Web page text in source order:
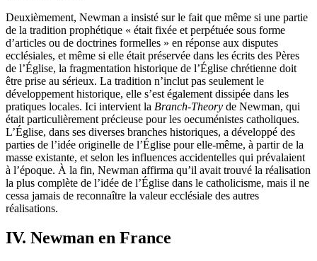
Deuxièmement, Newman a insisté sur le fait que même si une partie
de la tradition prophétique « était fixée et perpétuée sous forme
d’articles ou de doctrines formelles » en réponse aux disputes
ecclésiales, et même si elle était préservée dans les écrits des Pères
de l’Église, la fragmentation historique de l’Église chrétienne doit
être prise au sérieux. La tradition n’inclut pas seulement le
développement historique, elle s’est également dissipée dans les
pratiques locales. Ici intervient la Branch-Theory de Newman, qui
était particulièrement précieuse pour les oecuménistes catholiques.
L’Église, dans ses diverses branches historiques, a développé des
parties de l’idée originelle de l’Église pour elle-même, à partir de la
masse existante, et selon les influences accidentelles qui prévalaient
à l’époque. À la fin, Newman affirma qu’il avait trouvé la réalisation
la plus complète de l’idée de l’Église dans le catholicisme, mais il ne
cessa jamais de reconnaître la valeur ecclésiale des autres
réalisations.
IV. Newman en France